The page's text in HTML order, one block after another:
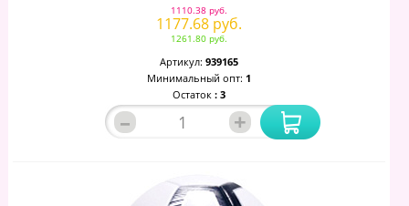
1110.38 руб.
1177.68 руб.
1261.80 руб.
Артикул: 939165
Минимальный опт: 1
Остаток : 3
– +